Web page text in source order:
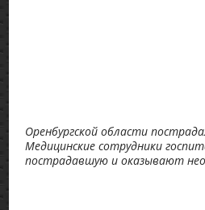
Оренбургской области
Медицинские сотрудники
пострадавшую и оказывают